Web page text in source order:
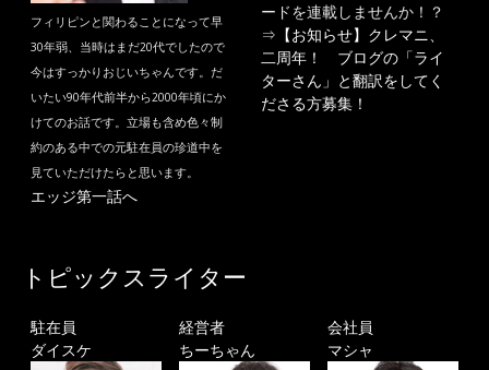
フィリピンと関わることになって早
30年弱、当時はまだ20代でしたので
今はすっかりおじいちゃんです。だ
いたい90年代前半から2000年頃にか
けてのお話です。立場も含め色々制
約のある中での元駐在員の珍道中を
見ていただけたらと思います。
エッジ第一話へ
ードを連載しませんか！？
⇒ 【お知らせ】クレマニ、
二周年！ ブログの「ライ
ターさん」と翻訳をしてく
ださる方募集！
トピックスライター
駐在員
ダイスケ
経営者
ちーちゃん
会社員
マシャ